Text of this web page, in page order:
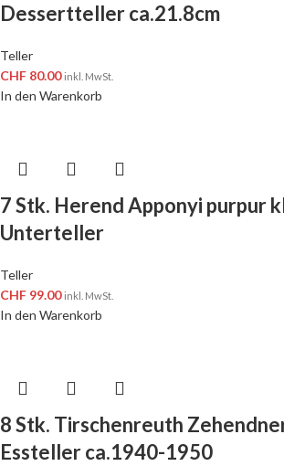
Dessertteller ca.21.8cm
Teller
CHF 80.00 inkl. MwSt.
In den Warenkorb
7 Stk. Herend Apponyi purpur
Unterteller
Teller
CHF 99.00 inkl. MwSt.
In den Warenkorb
8 Stk. Tirschenreuth
Essteller ca.1940-1950